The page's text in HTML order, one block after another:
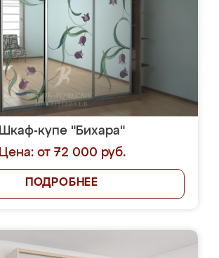
Шкаф-купе "Бихара"
Цена: от 72 000 руб.
ПОДРОБНЕЕ